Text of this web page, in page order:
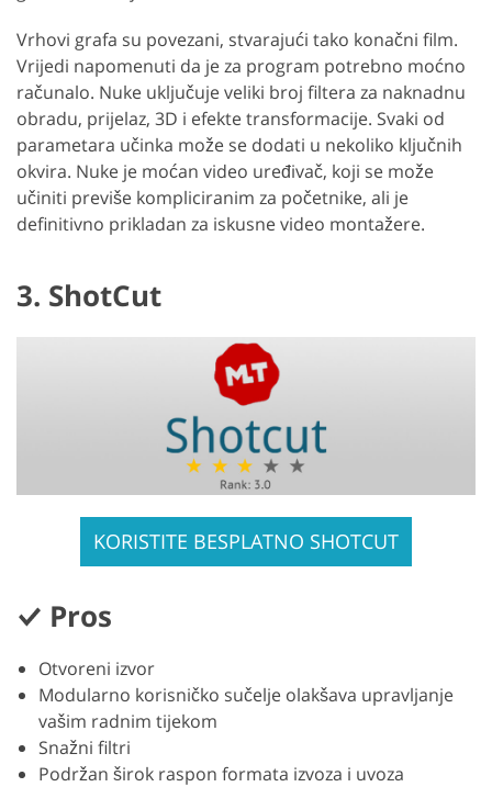
Vrhovi grafa su povezani, stvarajući tako konačni film.
Vrijedi napomenuti da je za program potrebno moćno
računalo. Nuke uključuje veliki broj filtera za naknadnu
obradu, prijelaz, 3D i efekte transformacije. Svaki od
parametara učinka može se dodati u nekoliko ključnih
okvira. Nuke je moćan video uređivač, koji se može
učiniti previše kompliciranim za početnike, ali je
definitivno prikladan za iskusne video montažere.
3. ShotCut
KORISTITE BESPLATNO SHOTCUT
Pros
Otvoreni izvor
Modularno korisničko sučelje olakšava upravljanje
vašim radnim tijekom
Snažni filtri
Podržan širok raspon formata izvoza i uvoza